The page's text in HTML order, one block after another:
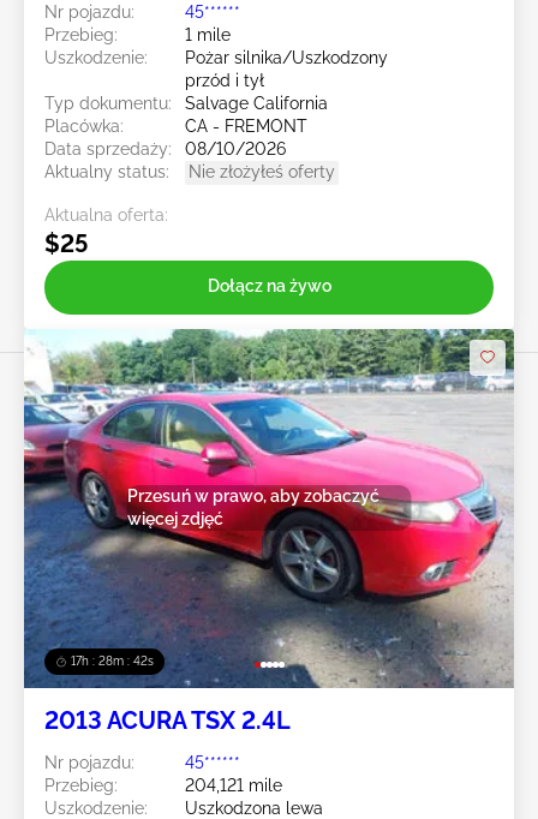
Nr pojazdu:
45******
Przebieg:
1 mile
Uszkodzenie:
Pożar silnika/Uszkodzony
przód i tył
Typ dokumentu:
Salvage California
Placówka:
CA - FREMONT
Data sprzedaży:
08/10/2026
Aktualny status:
Nie złożyłeś oferty
Aktualna oferta:
$25
Dołącz na żywo
17h : 28m : 39s
Przesuń w prawo, aby zobaczyć
więcej zdjęć
2013 ACURA TSX 2.4L
Nr pojazdu:
45******
Przebieg:
204,121 mile
Uszkodzenie:
Uszkodzona lewa